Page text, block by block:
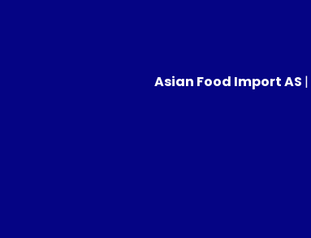
Asian Food Import AS |